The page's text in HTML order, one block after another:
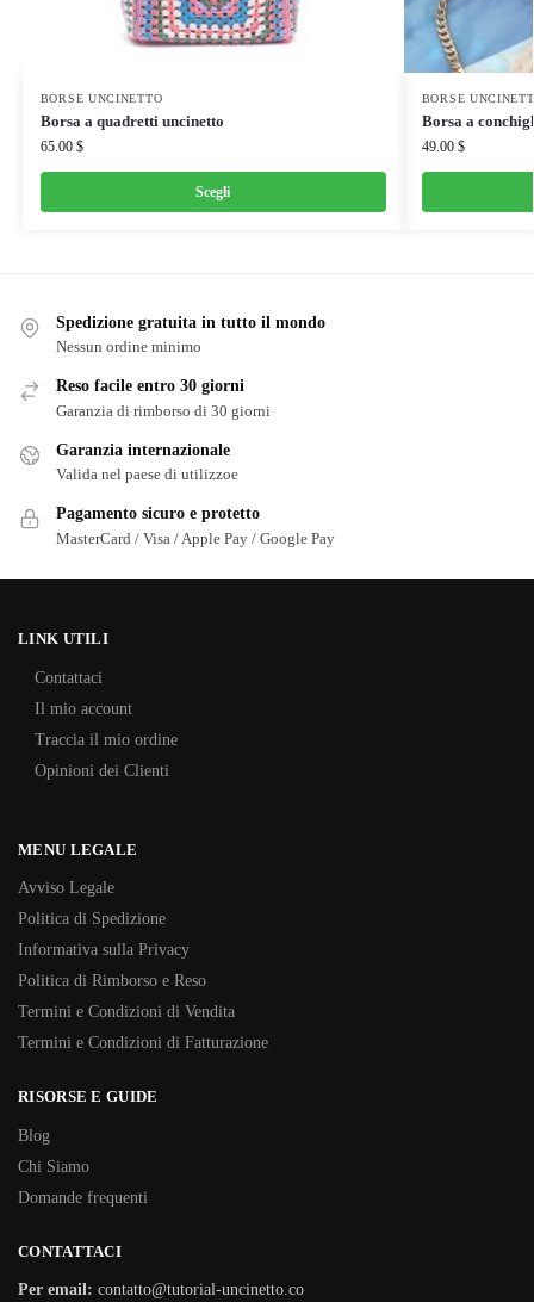
BORSE UNCINETTO
Borsa a quadretti uncinetto
65.00 $
Scegli
BORSE
Borsa a
49.00 $
Spedizione gratuita in tutto il mondo
Nessun ordine minimo
Reso facile entro 30 giorni
Garanzia di rimborso di 30 giorni
Garanzia internazionale
Valida nel paese di utilizzoe
Pagamento sicuro e protetto
MasterCard / Visa / Apple Pay / Google Pay
LINK UTILI
Contattaci
Il mio account
Traccia il mio ordine
Opinioni dei Clienti
MENU LEGALE
Avviso Legale
Politica di Spedizione
Informativa sulla Privacy
Politica di Rimborso e Reso
Termini e Condizioni di Vendita
Termini e Condizioni di Fatturazione
RISORSE E GUIDE
Blog
Chi Siamo
Domande frequenti
CONTATTACI
Per email: contatto@tutorial-uncinetto.co